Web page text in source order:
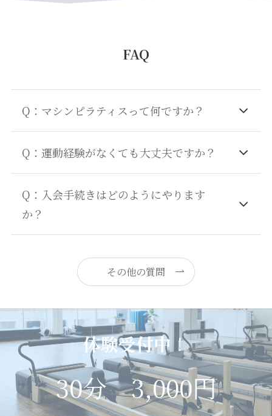
FAQ
Q：マシンピラティスって何ですか？
Q：運動経験がなくても大丈夫ですか？
Q：入会手続きはどのようにやります
か？
その他の質問
体験受付中！
30分 3,000円